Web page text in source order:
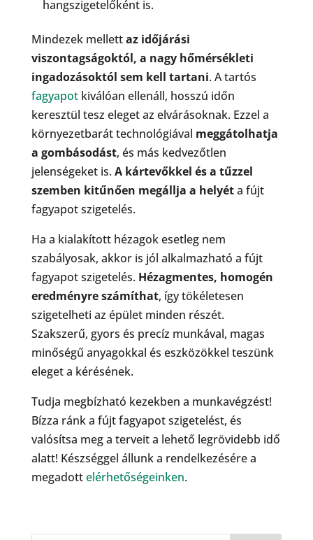
hangszigetelőként is.
Mindezek mellettaz időjárási
viszontagságoktól, a nagy hőmérsékleti
ingadozásoktól sem kell tartani. A tartós
fagyapotkiválóan ellenáll, hosszú időn
keresztül tesz eleget az elvárásoknak. Ezzel a
környezetbarát technológiával meggátolhatja
a gombásodást, és más kedvezőtlen
jelenségeket is. A kártevőkkel és a tűzzel
szemben kitűnően megállja a helyéta fújt
fagyapot szigetelés.
Ha a kialakított hézagok esetleg nem
szabályosak, akkor is jól alkalmazható a fújt
fagyapot szigetelés. Hézagmentes, homogén
eredményre számíthat, így tökéletesen
szigetelheti az épület minden részét.
Szakszerű, gyors és precíz munkával, magas
minőségű anyagokkal és eszközökkel teszünk
eleget a kérésének.
Tudja megbízható kezekben a munkavégzést!
Bízza ránk a fújt fagyapot szigetelést, és
valósítsa meg a terveit a lehető legrövidebb idő
alatt! Készséggel állunk a rendelkezésére a
megadottelérhetőségeinken.